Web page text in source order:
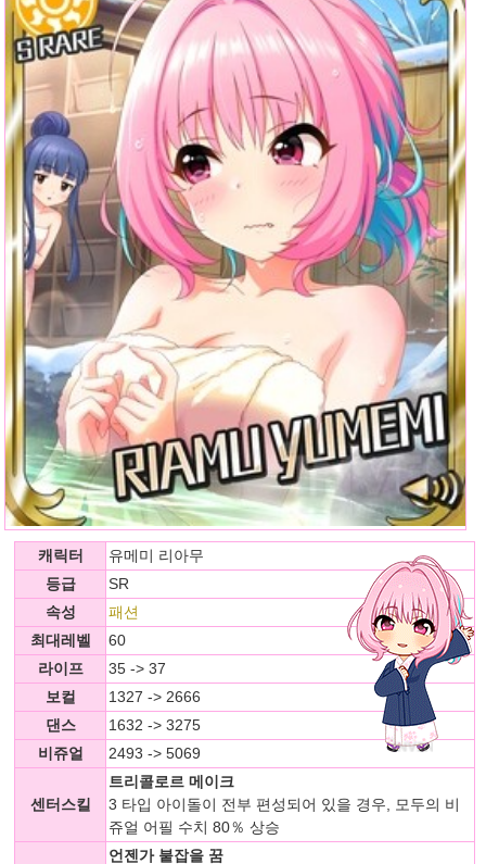
캐릭터
유메미 리아무
등급
SR
속성
패션
최대레벨
60
라이프
35 -> 37
보컬
1327 -> 2666
댄스
1632 -> 3275
비쥬얼
2493 -> 5069
센터스킬
트리콜로르 메이크
3 타입 아이돌이 전부 편성되어 있을 경우, 모두의 비
쥬얼 어필 수치 80％ 상승
언젠가 붙잡을 꿈